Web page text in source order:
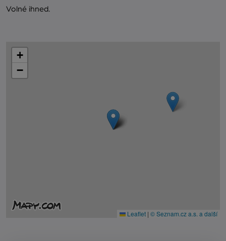
Volné ihned.
+
−
Leaflet | © Seznam.cz a.s. a další